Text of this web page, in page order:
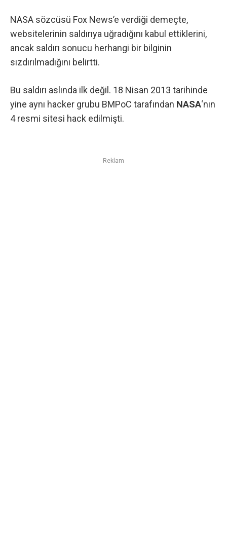
NASA sözcüsü Fox News’e verdiği demeçte,
websitelerinin saldırıya uğradığını kabul ettiklerini,
ancak saldırı sonucu herhangi bir bilginin
sızdırılmadığını belirtti.
Bu saldırı aslında ilk değil. 18 Nisan 2013 tarihinde
yine aynı hacker grubu BMPoC tarafından NASA‘nın
4 resmi sitesi hack edilmişti.
Reklam